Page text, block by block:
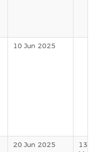
10 Jun 2025
20 Jun 2025
13